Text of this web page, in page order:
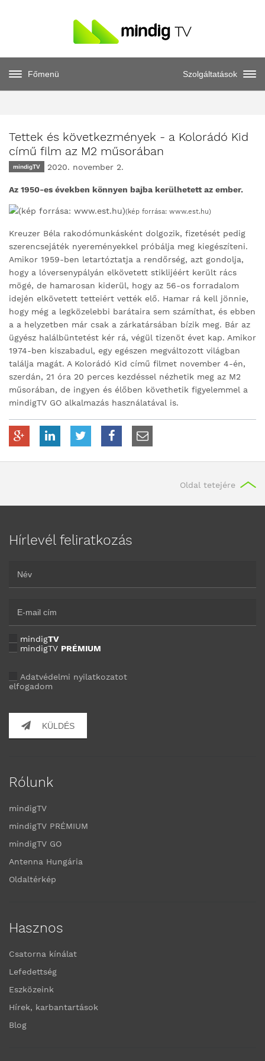
Főmenü Szolgáltatások
Tettek és következmények - a Kolorádó Kid
című film az M2 műsorában
mindigTV 2020. november 2.
Az 1950-es években könnyen bajba kerülhetett az ember.
(kép forrása: www.est.hu)
Kreuzer Béla rakodómunkásként dolgozik, fizetését pedig
szerencsejáték nyereményekkel próbálja meg kiegészíteni.
Amikor 1959-ben letartóztatja a rendőrség, azt gondolja,
hogy a lóversenypályán elkövetett stiklijéért került rács
mögé, de hamarosan kiderül, hogy az 56-os forradalom
idején elkövetett tetteiért vették elő. Hamar rá kell jönnie,
hogy még a legközelebbi barátaira sem számíthat, és ebben
a a helyzetben már csak a zárkatársában bízik meg. Bár az
ügyész halálbüntetést kér rá, végül tizenöt évet kap. Amikor
1974-ben kiszabadul, egy egészen megváltozott világban
találja magát. A Kolorádó Kid című filmet november 4-én,
szerdán, 21 óra 20 perces kezdéssel nézhetik meg az M2
műsorában, de ingyen és élőben követhetik figyelemmel a
mindigTV GO alkalmazás használatával is.
Oldal tetejére
Hírlevél feliratkozás
mindigTV
mindigTV PRÉMIUM
Adatvédelmi nyilatkozatot
elfogadom
KÜLDÉS
Rólunk
mindigTV
mindigTV PRÉMIUM
mindigTV GO
Antenna Hungária
Oldaltérkép
Hasznos
Csatorna kínálat
Lefedettség
Eszközeink
Hírek, karbantartások
Blog